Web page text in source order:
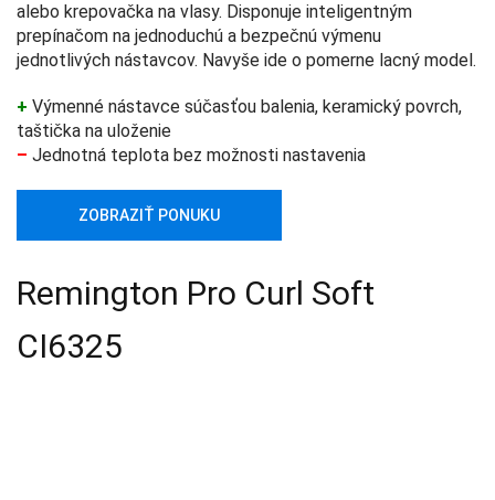
alebo krepovačka na vlasy. Disponuje inteligentným
prepínačom na jednoduchú a bezpečnú výmenu
jednotlivých nástavcov. Navyše ide o pomerne lacný model.
+ Výmenné nástavce súčasťou balenia, keramický povrch,
taštička na uloženie
– Jednotná teplota bez možnosti nastavenia
ZOBRAZIŤ PONUKU
Remington Pro Curl Soft
CI6325